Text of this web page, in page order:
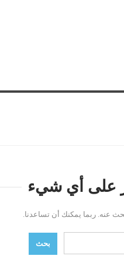
على أي شيء
عنه. ربما يمكنك أن تساعدنا.